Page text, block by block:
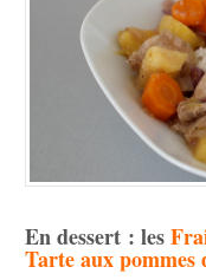
En dessert : les
Tarte aux pommes